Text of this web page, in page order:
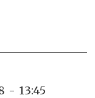
- 13:45